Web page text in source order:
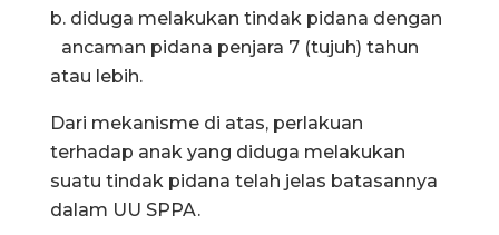
b. diduga melakukan tindak pidana dengan
ancaman pidana penjara 7 (tujuh) tahun
atau lebih.
Dari mekanisme di atas, perlakuan
terhadap anak yang diduga melakukan
suatu tindak pidana telah jelas batasannya
dalam UU SPPA.